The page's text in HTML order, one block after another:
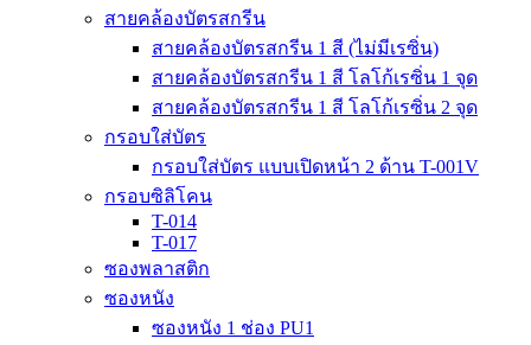
สายคล้องบัตรสกรีน
สายคล้องบัตรสกรีน 1 สี (ไม่มีเรซิ่น)
สายคล้องบัตรสกรีน 1 สี โลโก้เรซิ่น 1 จุด
สายคล้องบัตรสกรีน 1 สี โลโก้เรซิ่น 2 จุด
กรอบใส่บัตร
กรอบใส่บัตร แบบเปิดหน้า 2 ด้าน T-001V
กรอบซิลิโคน
T-014
T-017
ซองพลาสติก
ซองหนัง
ซองหนัง 1 ช่อง PU1